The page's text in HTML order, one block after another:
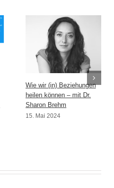
Wie wir (in) Beziehungen
heilen können – mit Dr.
Sharon Brehm
15. Mai 2024